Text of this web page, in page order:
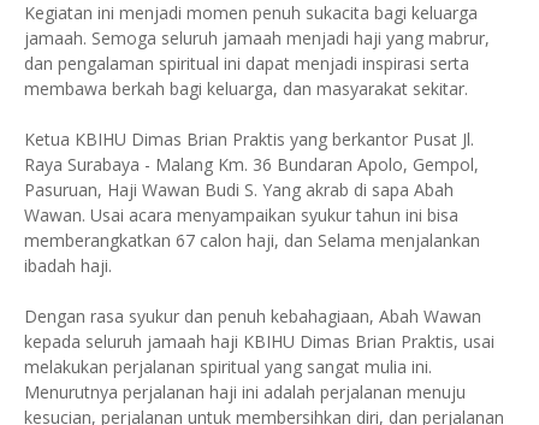
Kegiatan ini menjadi momen penuh sukacita bagi keluarga
jamaah. Semoga seluruh jamaah menjadi haji yang mabrur,
dan pengalaman spiritual ini dapat menjadi inspirasi serta
membawa berkah bagi keluarga, dan masyarakat sekitar.
Ketua KBIHU Dimas Brian Praktis yang berkantor Pusat Jl.
Raya Surabaya - Malang Km. 36 Bundaran Apolo, Gempol,
Pasuruan, Haji Wawan Budi S. Yang akrab di sapa Abah
Wawan. Usai acara menyampaikan syukur tahun ini bisa
memberangkatkan 67 calon haji, dan Selama menjalankan
ibadah haji.
Dengan rasa syukur dan penuh kebahagiaan, Abah Wawan
kepada seluruh jamaah haji KBIHU Dimas Brian Praktis, usai
melakukan perjalanan spiritual yang sangat mulia ini.
Menurutnya perjalanan haji ini adalah perjalanan menuju
kesucian, perjalanan untuk membersihkan diri, dan perjalanan